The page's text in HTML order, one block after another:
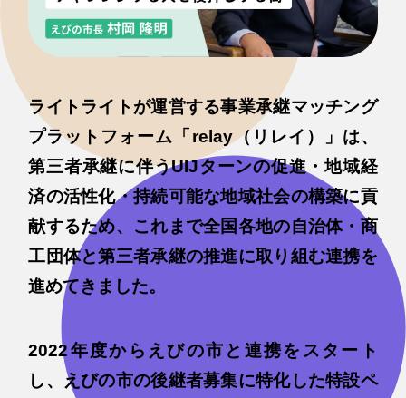
ライトライトが運営する事業承継マッチング
プラットフォーム「relay（リレイ）」は、
第三者承継に伴うUIJターンの促進・地域経
済の活性化・持続可能な地域社会の構築に貢
献するため、これまで全国各地の自治体・商
工団体と第三者承継の推進に取り組む連携を
進めてきました。
2022年度からえびの市と連携をスタート
し、えびの市の後継者募集に特化した特設ペ